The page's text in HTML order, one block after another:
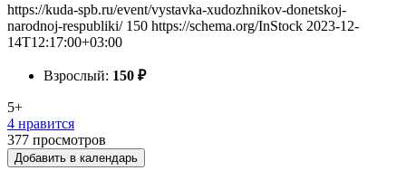
https://kuda-spb.ru/event/vystavka-xudozhnikov-donetskoj-
narodnoj-respubliki/ 150 https://schema.org/InStock 2023-12-
14T12:17:00+03:00
Взрослый: 150 ₽
5+
4 нравится
377 просмотров
Добавить в календарь